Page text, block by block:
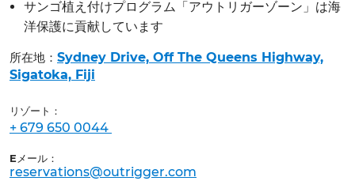
サンゴ植え付けプログラム「アウトリガーゾーン」は海
洋保護に貢献しています
所在地： Sydney Drive, Off The Queens Highway,
Sigatoka, Fiji
リゾート：
+ 679 650 0044
Eメール：
reservations@outrigger.com